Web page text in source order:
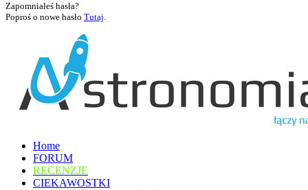
Zapomniałeś hasła?
Poproś o nowe hasło Tutaj.
Home
FORUM
RECENZJE
CIEKAWOSTKI